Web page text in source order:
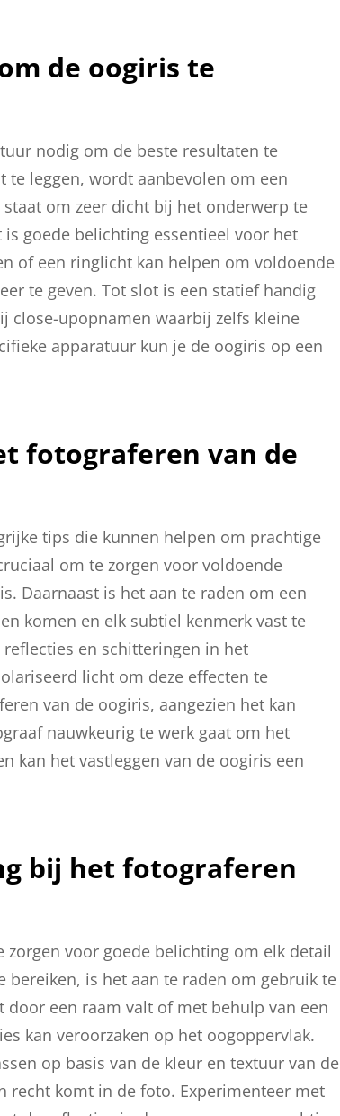
de oogiris te
nodig om de beste resultaten te
te leggen, wordt aanbevolen om een
om zeer dicht bij het onderwerp te
goede belichting essentieel voor het
of een ringlicht kan helpen om voldoende
te geven. Tot slot is een statief handig
upopnamen waarbij zelfs kleine
apparatuur kun je de oogiris op een
fotograferen van de
tips die kunnen helpen om prachtige
om te zorgen voor voldoende
Daarnaast is het aan te raden om een
komen en elk subtiel kenmerk vast te
en schitteringen in het
licht om deze effecten te
van de oogiris, aangezien het kan
nauwkeurig te werk gaat om het
kan het vastleggen van de oogiris een
bij het fotograferen
voor goede belichting om elk detail
is het aan te raden om gebruik te
een raam valt of met behulp van een
kan veroorzaken op het oogoppervlak.
op basis van de kleur en textuur van de
recht komt in de foto. Experimenteer met